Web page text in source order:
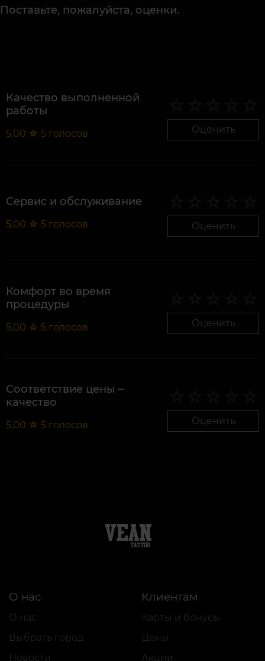
Поставьте, пожалуйста, оценки.
Качество выполненной
работы
5,00 ☆ 5 голосов Оценить
Сервис и обслуживание
5,00 ☆ 5 голосов Оценить
Комфорт во время
процедуры
5,00 ☆ 5 голосов Оценить
Соответствие цены –
качество
5,00 ☆ 5 голосов Оценить
О нас
О нас
Выбрать город
Новости
Клиентам
Карты и бонусы
Цены
Акции